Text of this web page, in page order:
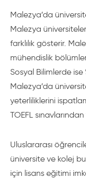
Malezya’da
Malezya
farklılık gösterir.
mühendislik
Sosyal Bilimlerde ise
Malezya’da
yeterliliklerini
TOEFL
Uluslararası
üniversite ve kolej
için lisans eğitimi